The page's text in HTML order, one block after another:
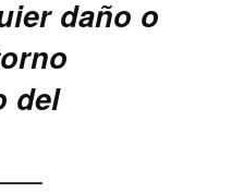
daño o
del